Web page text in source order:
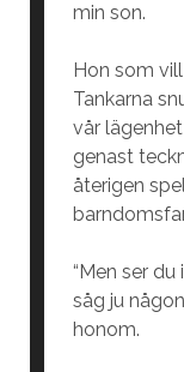
min son.
Hon som
Tankarna
vår
genast
återigen
“Men ser
såg ju
honom.